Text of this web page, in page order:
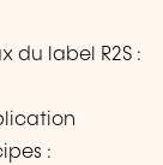
du label R2S :
: